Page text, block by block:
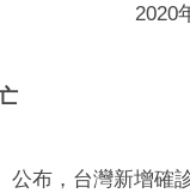
年2
公布，台灣新增確